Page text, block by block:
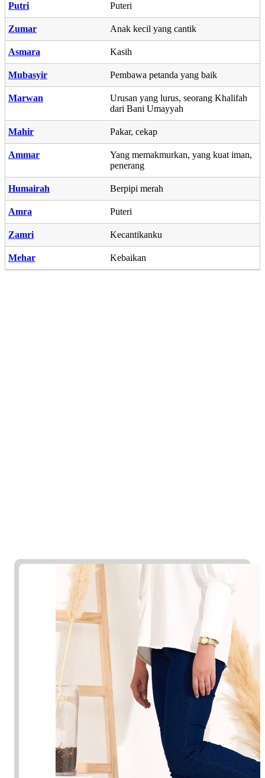
Putri Puteri
Zumar Anak kecil yang cantik
Asmara Kasih
Mubasyir Pembawa petanda yang baik
Marwan
Urusan yang lurus, seorang Khalifah
dari Bani Umayyah
Mahir Pakar, cekap
Ammar
Yang memakmurkan, yang kuat iman,
penerang
Humairah Berpipi merah
Amra Puteri
Zamri Kecantikanku
Mehar Kebaikan